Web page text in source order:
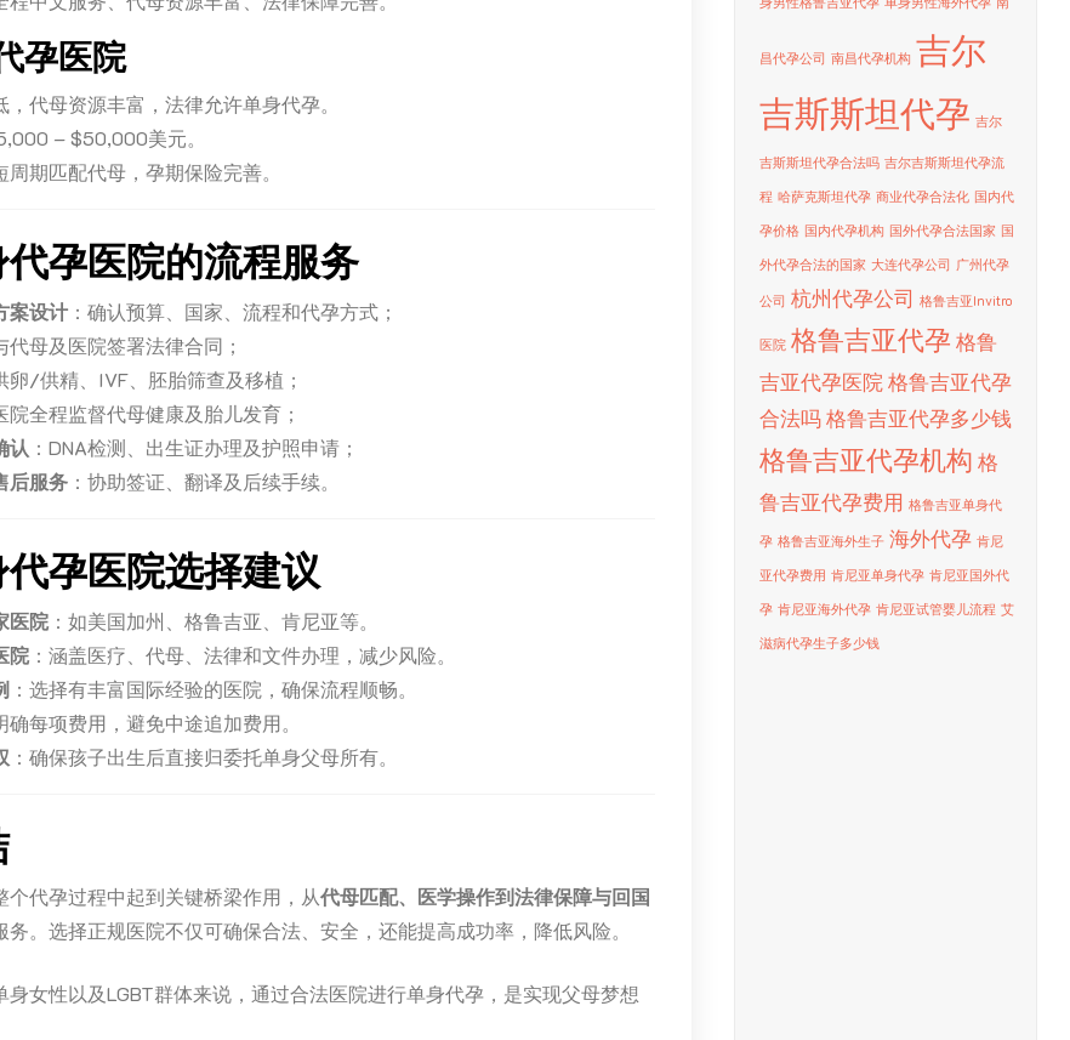
孕医院
，代母资源丰富，法律允许单身代孕。
– $50,000美元。
周期匹配代母，孕期保险完善。
代孕医院的流程服务
案设计：确认预算、国家、流程和代孕方式；
代母及医院签署法律合同；
卵/供精、IVF、胚胎筛查及移植；
院全程监督代母健康及胎儿发育；
认 ：DNA检测、出生证办理及护照申请；
后服务：协助签证、翻译及后续手续。
孕医院选择建议
医院：如美国加州、格鲁吉亚、肯尼亚等。
院：涵盖医疗、代母、法律和文件办理，减少风险。
：选择有丰富国际经验的医院，确保流程顺畅。
确每项费用，避免中途追加费用。
：确保孩子出生后直接归委托单身父母所有。
个代孕过程中起到关键桥梁作用，从代母匹配、医学操作到法律保障与回国
务。选择正规医院不仅可确保合法、安全，还能提高成功率，降低风险。
身女性以及LGBT群体来说，通过合法医院进行单身代孕，是实现父母梦想
昌代孕公司 南昌代孕机构 吉尔
吉斯斯坦代孕 吉尔
吉斯斯坦代孕合法吗 吉尔吉斯斯坦代孕流
程 哈萨克斯坦代孕 商业代孕合法化 国内代
孕价格 国内代孕机构 国外代孕合法国家 国
外代孕合法的国家 大连代孕公司 广州代孕
公司 杭州代孕公司 格鲁吉亚Invitro
医院 格鲁吉亚代孕 格鲁
吉亚代孕医院 格鲁吉亚代孕
合法吗格鲁吉亚代孕多少钱
格鲁吉亚代孕机构 格
鲁吉亚代孕费用 格鲁吉亚单身代
孕 格鲁吉亚海外生子 海外代孕 肯尼
亚代孕费用 肯尼亚单身代孕 肯尼亚国外代
孕 肯尼亚海外代孕 肯尼亚试管婴儿流程 艾
滋病代孕生子多少钱